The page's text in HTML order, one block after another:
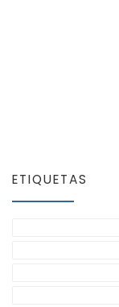
ETIQUETAS